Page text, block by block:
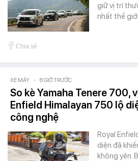
giữ vị trí
nhất thế
Chia sẻ
XE MÁY - 6 GIỜ TRƯỚC
So kè Yamaha Tenere 700,
Enfield Himalayan 750 lộ
công nghệ
Royal
diện đã
không yên.